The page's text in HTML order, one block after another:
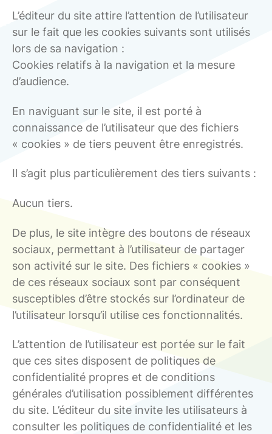
L’éditeur du site attire l’attention de l’utilisateur
sur le fait que les cookies suivants sont utilisés
lors de sa navigation :
Cookies relatifs à la navigation et la mesure
d’audience.
En naviguant sur le site, il est porté à
connaissance de l’utilisateur que des fichiers
« cookies » de tiers peuvent être enregistrés.
Il s’agit plus particulièrement des tiers suivants :
Aucun tiers.
De plus, le site intègre des boutons de réseaux
sociaux, permettant à l’utilisateur de partager
son activité sur le site. Des fichiers « cookies »
de ces réseaux sociaux sont par conséquent
susceptibles d’être stockés sur l’ordinateur de
l’utilisateur lorsqu’il utilise ces fonctionnalités.
L’attention de l’utilisateur est portée sur le fait
que ces sites disposent de politiques de
confidentialité propres et de conditions
générales d’utilisation possiblement différentes
du site. L’éditeur du site invite les utilisateurs à
consulter les politiques de confidentialité et les